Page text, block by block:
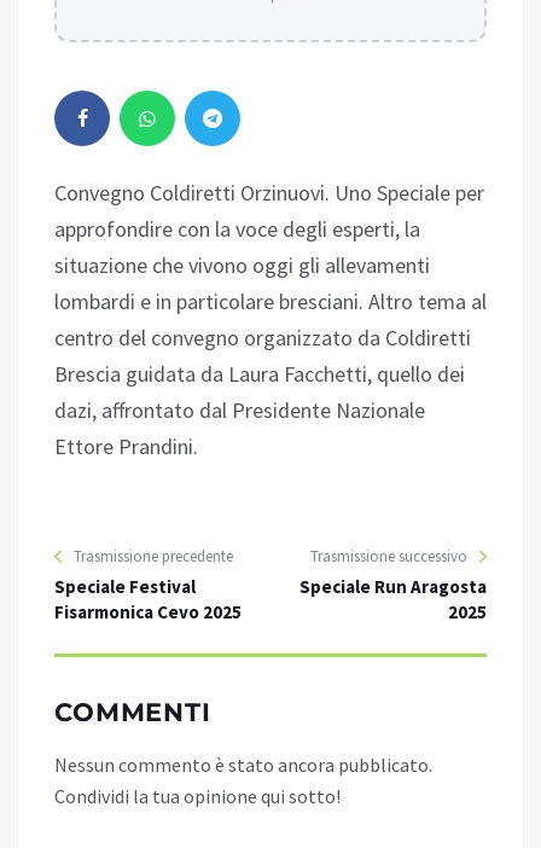
Convegno Coldiretti Orzinuovi. Uno Speciale per
approfondire con la voce degli esperti, la
situazione che vivono oggi gli allevamenti
lombardi e in particolare bresciani. Altro tema al
centro del convegno organizzato da Coldiretti
Brescia guidata da Laura Facchetti, quello dei
dazi, affrontato dal Presidente Nazionale
Ettore Prandini.
Trasmissione precedente
Speciale Festival
Fisarmonica Cevo 2025
Trasmissione successivo
Speciale Run Aragosta
2025
COMMENTI
Nessun commento è stato ancora pubblicato.
Condividi la tua opinione qui sotto!